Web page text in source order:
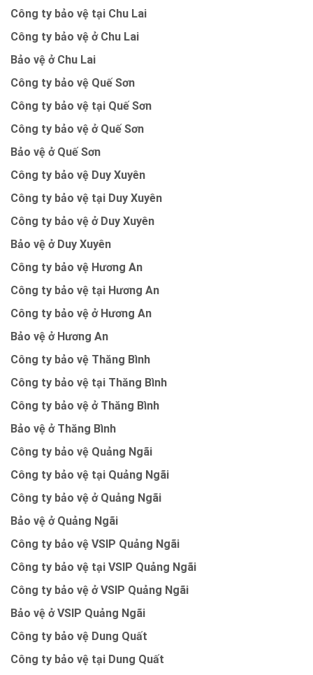
Công ty bảo vệ tại Chu Lai
Công ty bảo vệ ở Chu Lai
Bảo vệ ở Chu Lai
Công ty bảo vệ Quế Sơn
Công ty bảo vệ tại Quế Sơn
Công ty bảo vệ ở Quế Sơn
Bảo vệ ở Quế Sơn
Công ty bảo vệ Duy Xuyên
Công ty bảo vệ tại Duy Xuyên
Công ty bảo vệ ở Duy Xuyên
Bảo vệ ở Duy Xuyên
Công ty bảo vệ Hương An
Công ty bảo vệ tại Hương An
Công ty bảo vệ ở Hương An
Bảo vệ ở Hương An
Công ty bảo vệ Thăng Bình
Công ty bảo vệ tại Thăng Bình
Công ty bảo vệ ở Thăng Bình
Bảo vệ ở Thăng Bình
Công ty bảo vệ Quảng Ngãi
Công ty bảo vệ tại Quảng Ngãi
Công ty bảo vệ ở Quảng Ngãi
Bảo vệ ở Quảng Ngãi
Công ty bảo vệ VSIP Quảng Ngãi
Công ty bảo vệ tại VSIP Quảng Ngãi
Công ty bảo vệ ở VSIP Quảng Ngãi
Bảo vệ ở VSIP Quảng Ngãi
Công ty bảo vệ Dung Quất
Công ty bảo vệ tại Dung Quất